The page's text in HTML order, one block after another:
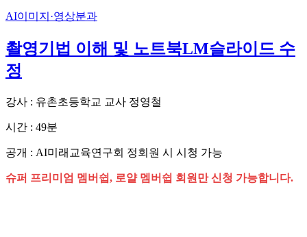
AI이미지·영상분과
촬영기법 이해 및 노트북LM슬라이드 수
정
강사 : 유촌초등학교 교사 정영철
시간 : 49분
공개 : AI미래교육연구회 정회원 시 시청 가능
슈퍼 프리미엄 멤버쉽, 로얄 멤버쉽 회원만 신청 가능합니다.